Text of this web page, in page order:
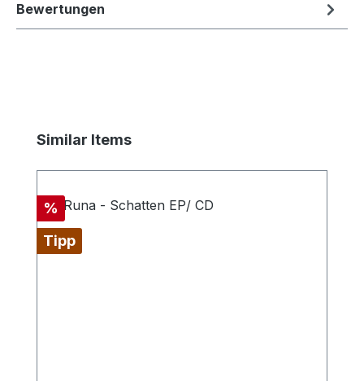
Bewertungen
Produktgalerie überspringen
Similar Items
Rabatt
%
Tipp